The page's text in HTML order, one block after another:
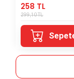
258 TL
299,10TL